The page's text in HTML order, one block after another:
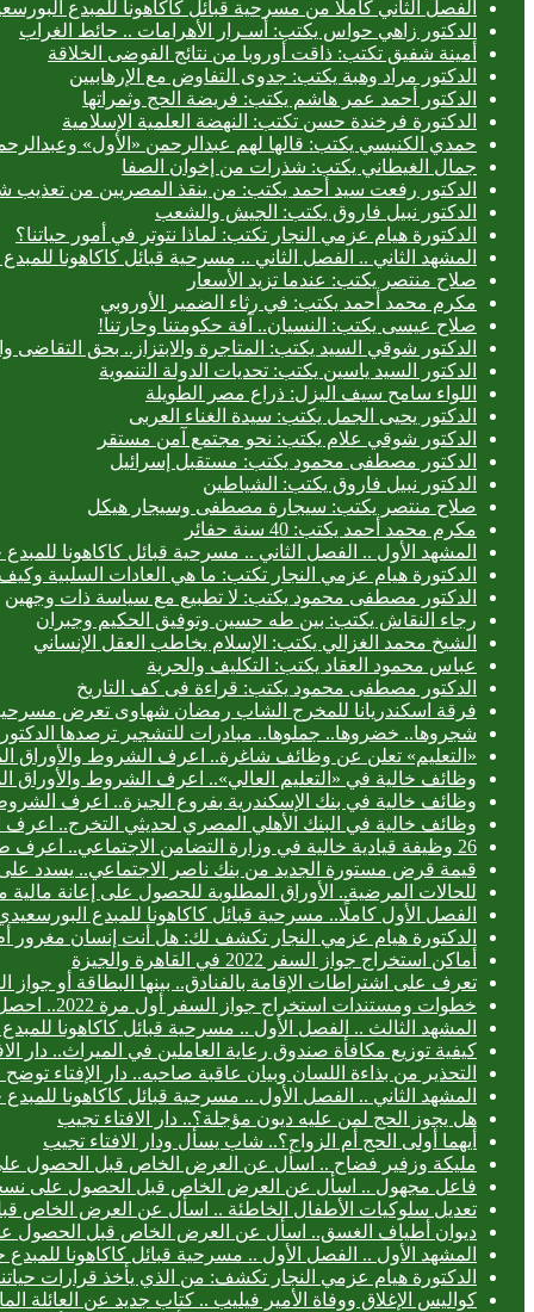
الفصل الثاني كاملًا من مسرحية قبائل كاكاهونا للمبدع
الدكتور زاهي حواس يكتب: أسـرار الأهرامات .. حائط الغراب
أمينة شفيق تكتب: ذاقت أوروبا من نتائج الفوضى الخلاقة
الدكتور مراد وهبة يكتب: جدوى التفاوض مع الإرهابيين
الدكتور أحمد عمر هاشم يكتب: فريضة الحج وثمراتها
الدكتورة فرخندة حسن تكتب: النهضة العلمية الإسلامية
حمدي الكنيسي يكتب: قالها لهم عبدالرحمن «الأول»
جمال الغيطاني يكتب: شذرات من إخوان الصفا
الدكتور رفعت سيد أحمد يكتب: من ينقذ المصريين من تعذيب
الدكتور نبيل فاروق يكتب: الجيش والشعب
الدكتورة هيام عزمي النجار تكتب: لماذا نتوتر في أمور حياتنا؟
المشهد الثاني .. الفصل الثاني .. مسرحية قبائل كاكاهونا
صلاح منتصر يكتب: عندما تزيد الأسعار
مكرم محمد أحمد يكتب: في رثاء الضمير الأوروبي
صلاح عيسى يكتب: النسيان.. آفة حكومتنا وحارتنا!
الدكتور شوقي السيد يكتب: المتاجرة والابتزاز.. بحق التقاضى
الدكتور السيد ياسين يكتب: تحديات الدولة التنموية
اللواء سامح سيف اليزل: ذراع مصر الطويلة
الدكتور يحيى الجمل يكتب: سيدة الغناء العربى
الدكتور شوقي علام يكتب: نحو مجتمع آمن مستقر
الدكتور مصطفى محمود يكتب: مستقبل إسرائيل
الدكتور نبيل فاروق يكتب: الشياطين
صلاح منتصر يكتب: سيجارة مصطفى وسيجار هيكل
مكرم محمد أحمد يكتب: 40 سنة حفائر
المشهد الأول .. الفصل الثاني .. مسرحية قبائل كاكاهونا
الدكتورة هيام عزمي النجار تكتب: ما هي العادات السلبية
الدكتور مصطفى محمود يكتب: لا تطبيع مع سياسة ذات وجهين
رجاء النقاش يكتب: بين طه حسين وتوفيق الحكيم وجبران
الشيخ محمد الغزالي يكتب: الإسلام يخاطب العقل الإنساني
عباس محمود العقاد يكتب: التكليف والحرية
الدكتور مصطفى محمود يكتب: قراءة فى كف التاريخ
فرقة اسكندريانا للمخرج الشاب رمضان شهاوى تعرض
شجروها.. خضروها.. جملوها.. مبادرات للتشجير ترصدها
«التعليم» تعلن عن وظائف شاغرة.. اعرف الشروط والأوراق
وظائف خالية في «التعليم العالي».. اعرف الشروط والأوراق
وظائف خالية في بنك الإسكندرية بفروع الجيزة.. اعرف
وظائف خالية في البنك الأهلي المصري لحديثي التخرج..
26 وظيفة قيادية خالية في وزارة التضامن الاجتماعي.. اعرف طريقة التقديم
قيمة قرض مستورة الجديد من بنك ناصر الاجتماعي.. يسدد على 3
للحالات المرضية.. الأوراق المطلوبة للحصول على إعانة مالية
الفصل الأول كاملًا.. مسرحية قبائل كاكاهونا للمبدع
الدكتورة هيام عزمي النجار تكشف لك: هل أنت إنسان مغرور
أماكن استخراج جواز السفر 2022 في القاهرة والجيزة
تعرف على اشتراطات الإقامة بالفنادق.. بينها البطاقة أو جواز
خطوات ومستندات استخراج جواز السفر أول مرة 2022.. احصل عليه خلال 24 ساعة
المشهد الثالث .. الفصل الأول .. مسرحية قبائل كاكاهونا
كيفية توزيع مكافأة صندوق رعاية العاملين في الميراث.. دار
التحذير من بذاءة اللسان وبيان عاقبة صاحبه.. دار الإفتاء
المشهد الثاني .. الفصل الأول .. مسرحية قبائل كاكاهونا
هل يجوز الحج لمن عليه ديون مؤجلة؟.. دار الافتاء تجيب
أيهما أولى الحج أم الزواج؟.. شاب يسأل ودار الافتاء تجيب
مليكة وزفير فضاح .. اسأل عن العرض الخاص قبل الحصول
فاعل مجهول .. اسأل عن العرض الخاص قبل الحصول على
تعديل سلوكيات الأطفال الخاطئة .. اسأل عن العرض الخاص
ديوان أطياف الغسق.. اسأل عن العرض الخاص قبل الحصول
المشهد الأول .. الفصل الأول .. مسرحية قبائل كاكاهونا
الدكتورة هيام عزمي النجار تكشف: من الذي يأخذ قرارات
كواليس الإغلاق ووفاة الأمير فيليب .. كتاب جديد عن العائلة